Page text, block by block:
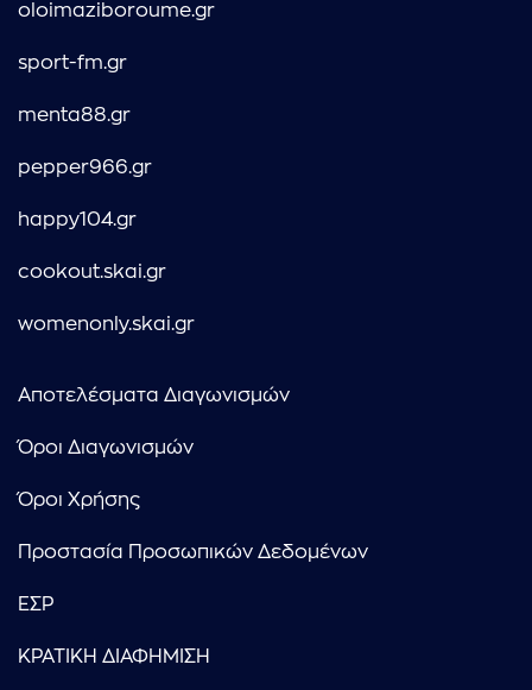
oloimaziboroume.gr
sport-fm.gr
menta88.gr
pepper966.gr
happy104.gr
cookout.skai.gr
womenonly.skai.gr
Αποτελέσματα Διαγωνισμών
Όροι Διαγωνισμών
Όροι Χρήσης
Προστασία Προσωπικών Δεδομένων
ΕΣΡ
ΚΡΑΤΙΚΗ ΔΙΑΦΗΜΙΣΗ